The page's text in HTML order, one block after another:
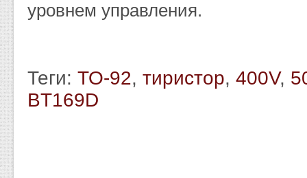
уровнем управления.
Теги: TO-92, тиристор, 400V,
BT169D